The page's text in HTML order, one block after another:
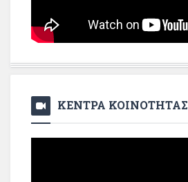
ΚΕΝΤΡΑ ΚΟΙΝΟΤΗΤΑΣ